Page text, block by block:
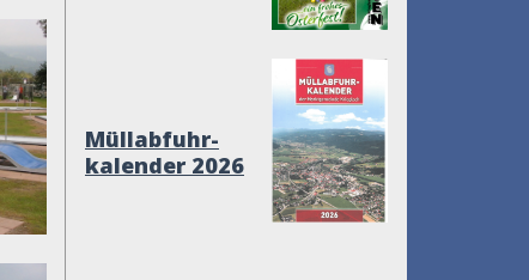
Müllabfuhr-
kalender 2026